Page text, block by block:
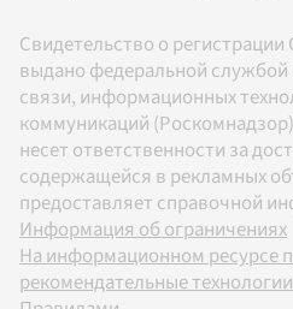
Свидетельство о
выдано федеральной службой
связи, информационных
коммуникаций
несет ответственности за
содержащейся в рекламных
предоставляет справочной
Информация об ограничениях
На информационном ресурсе
рекомендательные